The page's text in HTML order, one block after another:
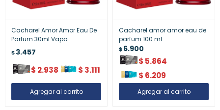
Cacharel Amor Amor Eau De
Parfum 30ml Vapo
$3.457
$ 2.938 $ 3.111
Cacharel amor amor eau de
parfum 100 ml
$6.900
$ 5.864
$ 6.209